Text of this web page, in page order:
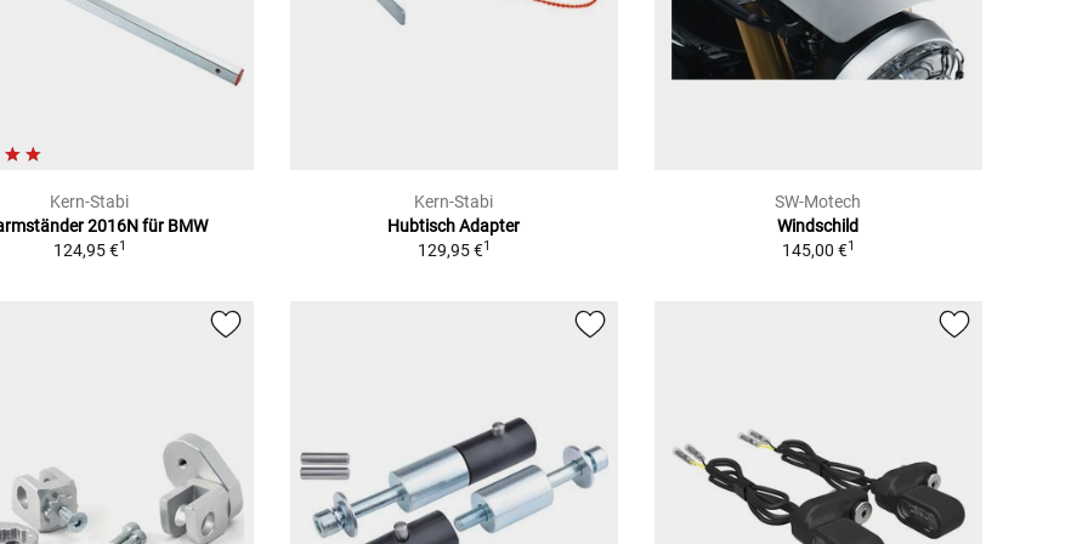
Kern-Stabi
2016N für BMW
124,95 €1
Kern-Stabi
Hubtisch Adapter
129,95 €1
SW-Motech
Windschild
145,00 €1